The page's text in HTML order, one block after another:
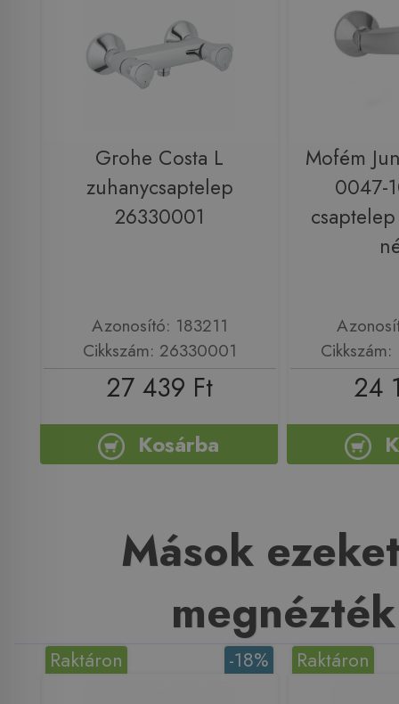
Grohe Costa L
zuhanycsaptelep
26330001
Azonosító: 183211
Cikkszám: 26330001
27 439 Ft
Kosárba
Mofém
0047-
24
Mások
megnézték
-18%
Raktáron Raktáron